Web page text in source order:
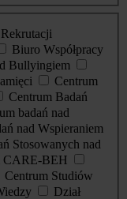
Biuro Współpracy
Bullyingiem
Centrum
Centrum Badań
badań nad
nad Wspieraniem
Stosowanych nad
CARE-BEH
Centrum Studiów
Dział